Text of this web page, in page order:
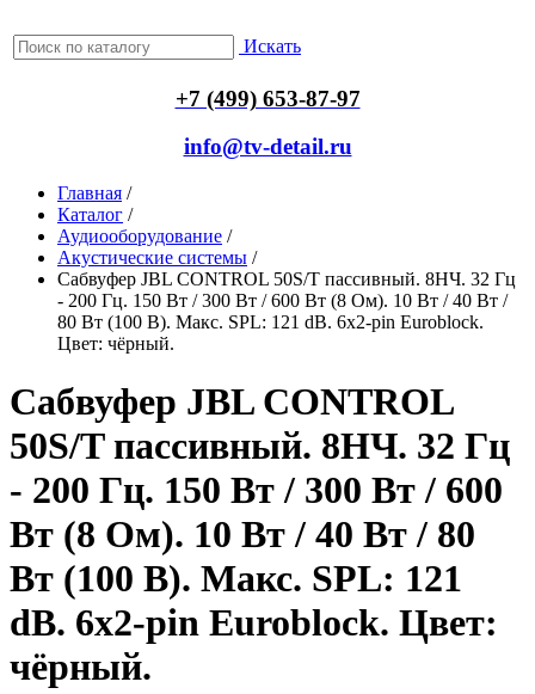
Искать
+7 (499) 653-87-97
info@tv-detail.ru
Главная /
Каталог /
Аудиооборудование /
Акустические системы /
Сабвуфер JBL CONTROL 50S/T пассивный. 8НЧ. 32 Гц
- 200 Гц. 150 Вт / 300 Вт / 600 Вт (8 Ом). 10 Вт / 40 Вт /
80 Вт (100 В). Макс. SPL: 121 dB. 6х2-pin Euroblock.
Цвет: чёрный.
Сабвуфер JBL CONTROL
50S/T пассивный. 8НЧ. 32 Гц
- 200 Гц. 150 Вт / 300 Вт / 600
Вт (8 Ом). 10 Вт / 40 Вт / 80
Вт (100 В). Макс. SPL: 121
dB. 6х2-pin Euroblock. Цвет:
чёрный.